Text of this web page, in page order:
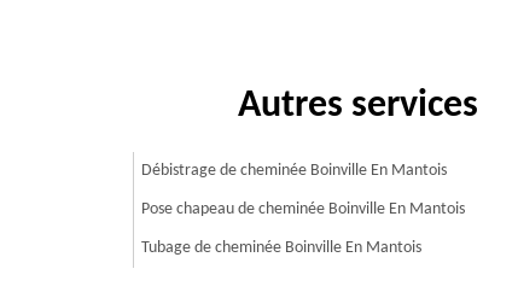
Autres services
Débistrage de cheminée Boinville En Mantois
Pose chapeau de cheminée Boinville En Mantois
Tubage de cheminée Boinville En Mantois